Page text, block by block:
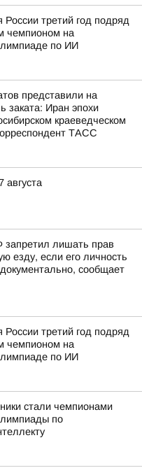
третий год подряд
чемпионом на
по ИИ
представили на
заката: Иран эпохи
краеведческом
ТАСС
августа
запретил лишать прав
езду, если его личность
сообщает
третий год подряд
чемпионом на
по ИИ
стали чемпионами
по